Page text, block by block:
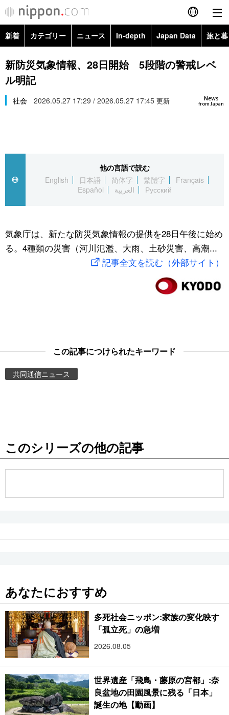
English
简体字
Русский
カテゴリー
経済・ビジネス
国際
文化
トップ
アーカイブ
In-depth
Japan Data
動画/Live
お知らせ
新着 カテゴリー ニュース In-depth Japan Data 旅と
政治・外交
経済・ビジネス
スポーツ・東京2020
Topics
新防災気象情報、28日開始 5段階の警戒レベ
ル明記
News
from Japan
社会 2026.05.27 17:29 / 2026.05.27 17:45 更新
他の言語で読む
English
日本語 简体字 繁體字
Français
Español
العربية Русский
気象庁は、新たな防災気象情報の提供を28日午後に始め
る。4種類の災害（河川氾濫、大雨、土砂災害、高潮...
記事全文を読む（外部サイト）
この記事につけられたキーワード
共同通信ニュース
このシリーズの他の記事
あなたにおすすめ
多死社会ニッポン:家族の変化映す
「孤立死」の急増
2026.08.05
世界遺産「飛鳥・藤原の宮都」:奈
良盆地の田園風景に残る「日本」
誕生の地【動画】